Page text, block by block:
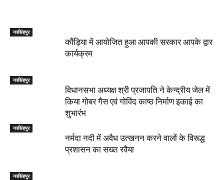
नरसिंहपुर
कौंड़िया में आयोजित हुआ आपकी सरकार आपके द्वार
कार्यक्रम
नरसिंहपुर
विधानसभा अध्यक्ष श्री प्रजापति ने केन्द्रीय जेल में
किया गोबर गैस एवं गोविंद काष्ठ निर्माण इकाई का
शुभारंभ
नरसिंहपुर
नर्मदा नदी में अवैध उत्खनन करने वालों के विरूद्ध
प्रशासन का सख्त रवैया
नरसिंहपुर